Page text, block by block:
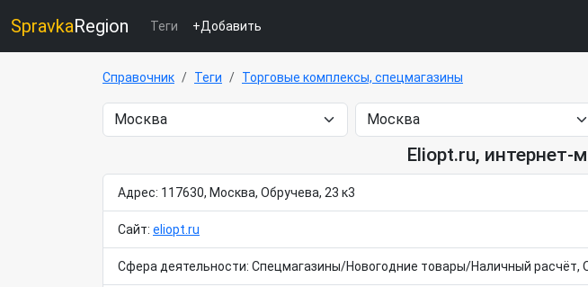
SpravkaRegion Теги +Добавить
Справочник Теги Торговые комплексы, спецмагазины
Eliopt.ru, интернет-
Адрес: 117630, Москва, Обручева, 23 к3
Сайт: eliopt.ru
Сфера деятельности: Спецмагазины/Новогодние товары/Наличный расчёт,